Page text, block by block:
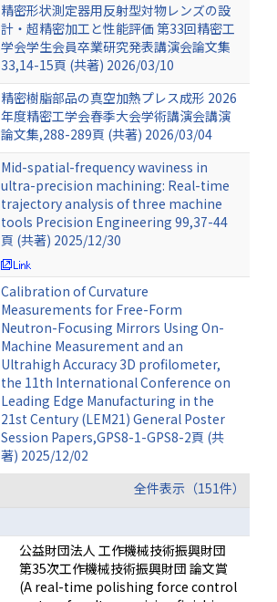
精密形状測定器用反射型対物レンズの設
計・超精密加工と性能評価 第33回精密工
学会学生会員卒業研究発表講演会論文集
33,14-15頁 (共著) 2026/03/10
精密樹脂部品の真空加熱プレス成形 2026
年度精密工学会春季大会学術講演会講演
論文集,288-289頁 (共著) 2026/03/04
Mid-spatial-frequency waviness in
ultra-precision machining: Real-time
trajectory analysis of three machine
tools Precision Engineering 99,37-44
頁 (共著) 2025/12/30
Calibration of Curvature
Measurements for Free-Form
Neutron-Focusing Mirrors Using On-
Machine Measurement and an
Ultrahigh Accuracy 3D profilometer,
the 11th International Conference on
Leading Edge Manufacturing in the
21st Century (LEM21) General Poster
Session Papers,GPS8-1-GPS8-2頁 (共
著) 2025/12/02
全件表示（151件）
公益財団法人 工作機械技術振興財団
第35次工作機械技術振興財団 論文賞
(A real-time polishing force control